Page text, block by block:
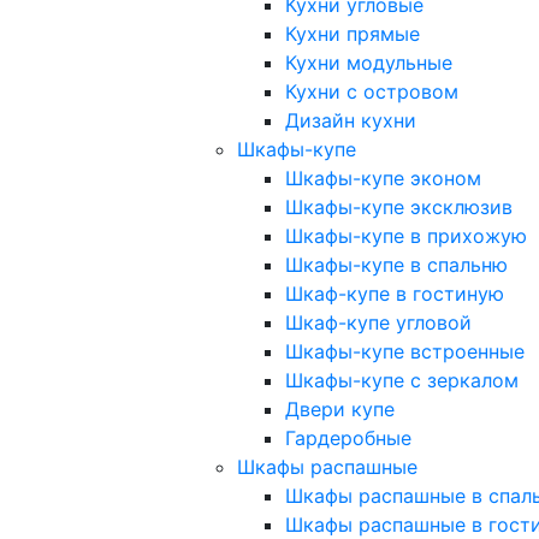
Кухни угловые
Кухни прямые
Кухни модульные
Кухни с островом
Дизайн кухни
Шкафы-купе
Шкафы-купе эконом
Шкафы-купе эксклюзив
Шкафы-купе в прихожую
Шкафы-купе в спальню
Шкаф-купе в гостиную
Шкаф-купе угловой
Шкафы-купе встроенные
Шкафы-купе с зеркалом
Двери купе
Гардеробные
Шкафы распашные
Шкафы распашные в
Шкафы распашные в